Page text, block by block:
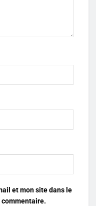
et mon site dans le